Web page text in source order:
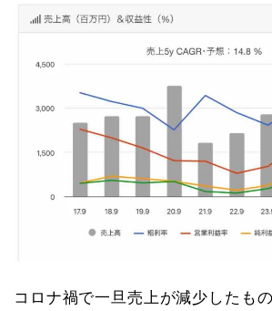
コロナ禍で一旦売上が減少したも